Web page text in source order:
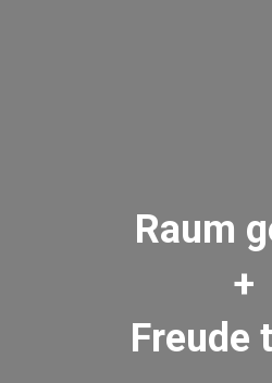
Raum
+
Freude